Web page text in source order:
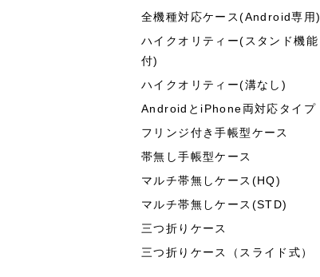
全機種対応ケース(Android専用)
ハイクオリティー(スタンド機能
付)
ハイクオリティー(溝なし)
AndroidとiPhone両対応タイプ
フリンジ付き手帳型ケース
帯無し手帳型ケース
マルチ帯無しケース(HQ)
マルチ帯無しケース(STD)
三つ折りケース
三つ折りケース（スライド式）